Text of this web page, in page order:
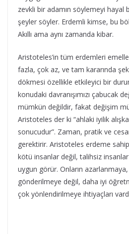
zevkli bir adamın söylemeyi hayal
şeyler söyler. Erdemli kimse, bu
Akıllı ama aynı zamanda kibar.
Aristoteles’in tüm erdemleri
fazla, çok az, ve tam kararında
dökmesi özellikle etkileyici bir
konudaki davranışımızı çabucak
mümkün değildir, fakat değişim
Aristoteles der ki “ahlaki iyilik
sonucudur”. Zaman, pratik ve
gerektirir. Aristoteles erdeme
kötü insanlar değil, talihsiz insanlar
uygun görür. Onların
gönderilmeye değil, daha iyi
çok yönlendirilmeye ihtiyaçları